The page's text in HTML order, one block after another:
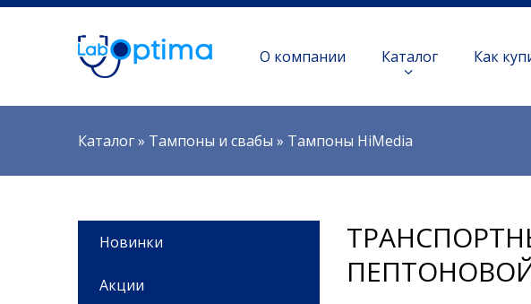
О компании Каталог Как
Вы здесь
Каталог» Тампоны и свабы » Тампоны HiMedia
Новинки
Акции